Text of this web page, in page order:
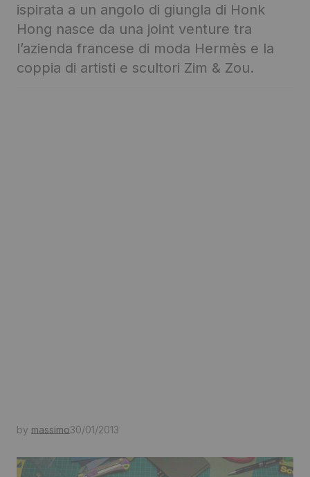
ispirata a un angolo di giungla di Honk
Hong nasce da una joint venture tra
l’azienda francese di moda Hermès e la
coppia di artisti e scultori Zim & Zou.
by massimo30/01/2013